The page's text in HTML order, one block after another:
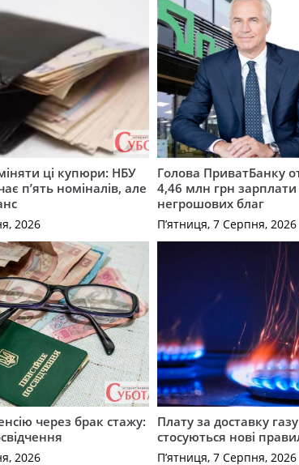
ці купюри: НБУ
п’ять номіналів, але
2026
Голова ПриватБанку
4,46 млн грн зарплати
негрошових благ
П’ятниця, 7 Серпня, 2026
через брак стажу:
2026
Плату за доставку
стосуються нові
П’ятниця, 7 Серпня, 2026